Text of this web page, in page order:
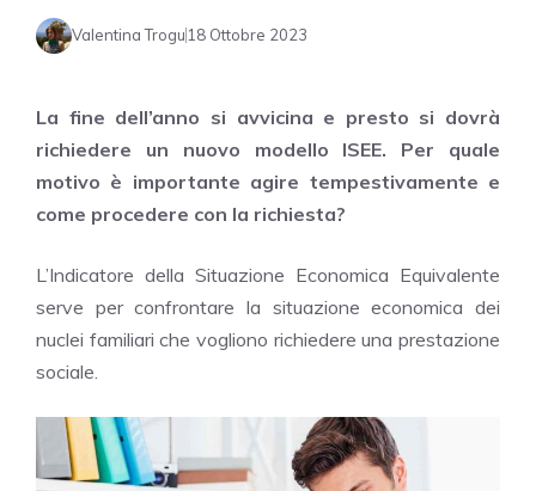
Valentina Trogu 18 Ottobre 2023
La fine dell’anno si avvicina e presto si dovrà
richiedere un nuovo modello ISEE. Per quale
motivo è importante agire tempestivamente e
come procedere con la richiesta?
L’Indicatore della Situazione Economica Equivalente
serve per confrontare la situazione economica dei
nuclei familiari che vogliono richiedere una prestazione
sociale.